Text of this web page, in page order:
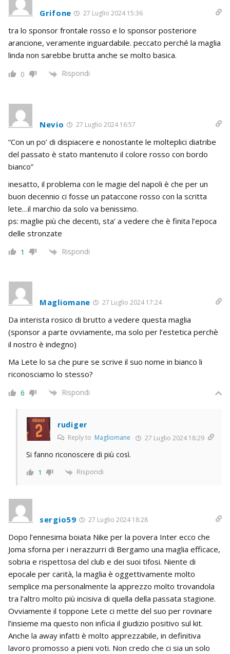
Grifone 27 Luglio 2024 15:36
tra lo sponsor frontale rosso e lo sponsor posteriore
arancione, veramente inguardabile. peccato perché la maglia
linda non sarebbe brutta anche se molto basica.
0 Rispondi
Nevio 27 Luglio 2024 16:57
“Con un po’ di dispiacere e nonostante le molteplici diatribe
del passato è stato mantenuto il colore rosso con bordo
bianco”
inesatto, il problema con le magie del napoli è che per un
buon decennio ci fosse un pataccone rosso con la scritta
lete…il marchio da solo va benissimo.
ps: maglie più che decenti, sta’ a vedere che è finita l’epoca
delle stronzate
1 Rispondi
Magliomane 27 Luglio 2024 17:24
Da interista rosico di brutto a vedere questa maglia
(sponsor a parte ovviamente, ma solo per l’estetica perchè
il nostro è indegno)
Ma Lete lo sa che pure se scrive il suo nome in bianco li
riconosciamo lo stesso?
6 Rispondi
rudiger
Reply to Magliomane 27 Luglio 2024 18:29
Si fanno riconoscere di più così.
1 Rispondi
sergio59 27 Luglio 2024 18:28
Dopo l’ennesima boiata Nike per la povera Inter ecco che
Joma sforna per i nerazzurri di Bergamo una maglia efficace,
sobria e rispettosa del club e dei suoi tifosi. Niente di
epocale per carità, la maglia è oggettivamente molto
semplice ma personalmente la apprezzo molto trovandola
tra l’altro molto più incisiva di quella della passata stagione.
Ovviamente il toppone Lete ci mette del suo per rovinare
l’insieme ma questo non inficia il giudizio positivo sul kit.
Anche la away infatti è molto apprezzabile, in definitiva
lavoro promosso a pieni voti. Non credo che ci sia un solo